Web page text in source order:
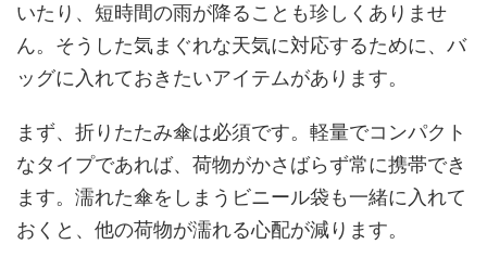
いたり、短時間の雨が降ることも珍しくありませ
ん。そうした気まぐれな天気に対応するために、バ
ッグに入れておきたいアイテムがあります。
まず、折りたたみ傘は必須です。軽量でコンパクト
なタイプであれば、荷物がかさばらず常に携帯でき
ます。濡れた傘をしまうビニール袋も一緒に入れて
おくと、他の荷物が濡れる心配が減ります。